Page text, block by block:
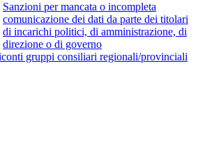
Sanzioni per mancata o incompleta
comunicazione dei dati da parte dei titolari
di incarichi politici, di amministrazione, di
direzione o di governo
gruppi consiliari regionali/provinciali